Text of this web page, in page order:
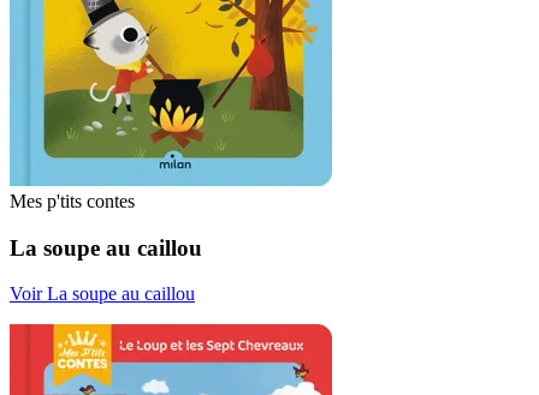
Mes p'tits contes
La soupe au caillou
Voir La soupe au caillou